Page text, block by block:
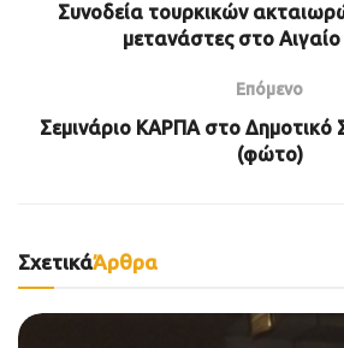
Συνοδεία τουρκικών
μετανάστες στο Αιγαίο
Επόμενο
Σεμινάριο ΚΑΡΠΑ στο Δημοτικό
(φώτο)
ΣχετικάΆρθρα